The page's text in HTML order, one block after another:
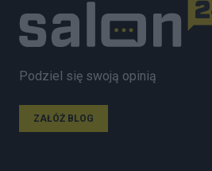
Podziel się swoją opinią
ZAŁÓŻ BLOG